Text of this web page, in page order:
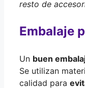
resto de
Embalaje
Un buen
Se utilizan
calidad para